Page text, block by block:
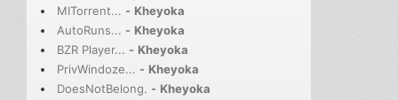
MITorrent... - Kheyoka
AutoRuns... - Kheyoka
BZR Player... - Kheyoka
PrivWindoze... - Kheyoka
DoesNotBelong. - Kheyoka